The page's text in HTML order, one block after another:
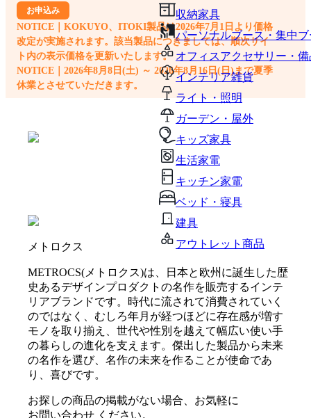
収納家具
パーソナルブース・集中
オフィスアクセサリー・備
インテリア雑貨
ライト・照明
ガーデン・屋外
キッズ家具
生活家電
キッチン家電
ベッド・寝具
建具
アウトレット商品
お申込み
NOTICE｜KOKUYO、ITOKI製品は2026年7月1日より価格
改定が実施されます。該当製品につきましては、順次サイ
ト内の表示価格を更新いたします。
NOTICE｜2026年8月8日(土) ～ 2026年8月16日(日)まで夏季
休業とさせていただきます。
メトロクス
METROCS(メトロクス)は、日本と欧州に誕生した歴
史あるデザインプロダクトの名作を販売するインテ
リアブランドです。時代に流されて消費されていく
のではなく、むしろ年月が経つほどに存在感が増す
モノを取り揃え、世代や性別を越えて幅広い使い手
の暮らしの進化を支えます。傑出した製品から未来
の名作を選び、名作の未来を作ることが使命であ
り、喜びです。
お探しの商品の掲載がない場合、お気軽に
お問い合わせ ください。